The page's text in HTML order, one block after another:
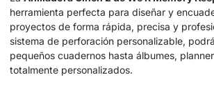
herramienta perfecta para diseñar y
proyectos de forma rápida, precisa y
sistema de perforación personalizable,
pequeños cuadernos hasta álbumes,
totalmente personalizados.